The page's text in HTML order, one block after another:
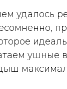
удалось